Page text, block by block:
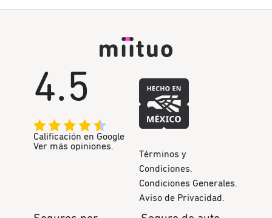
4.5
Calificación en Google
Ver más opiniones.
Términos y
Condiciones.
Condiciones Generales.
Aviso de Privacidad.